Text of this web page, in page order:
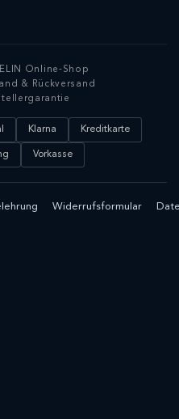
Online-Shop
& Rückversand
Klarna Kreditkarte
Vorkasse
Widerrufsformular